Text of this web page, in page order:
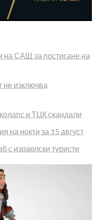
на САЩ за постигане на
не изключва
и ТЦК скандали
на нокти за 15 август
с израелски туристи